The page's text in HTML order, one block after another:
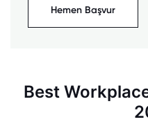
Hemen Başvur
Best